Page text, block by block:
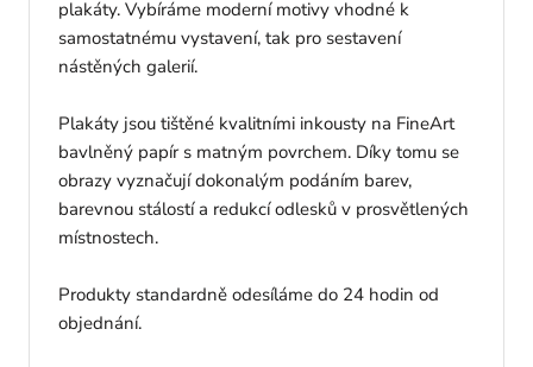
plakáty. Vybíráme moderní motivy vhodné k
samostatnému vystavení, tak pro sestavení
nástěných galerií.
Plakáty jsou tištěné kvalitními inkousty na FineArt
bavlněný papír s matným povrchem. Díky tomu se
obrazy vyznačují dokonalým podáním barev,
barevnou stálostí a redukcí odlesků v prosvětlených
místnostech.
Produkty standardně odesíláme do 24 hodin od
objednání.